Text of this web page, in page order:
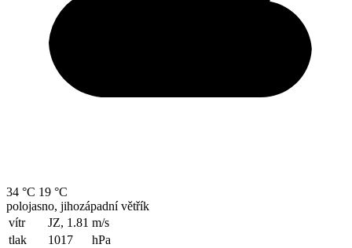
34 °C 19 °C
polojasno, jihozápadní větřík
vítr
JZ, 1.81 m/s
tlak
1017
hPa